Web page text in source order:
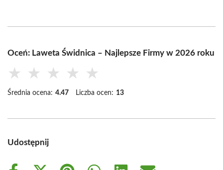
Oceń: Laweta Świdnica – Najlepsze Firmy w 2026 roku
★ ★ ★ ★ ★
Średnia ocena: 4.47 Liczba ocen: 13
Udostępnij